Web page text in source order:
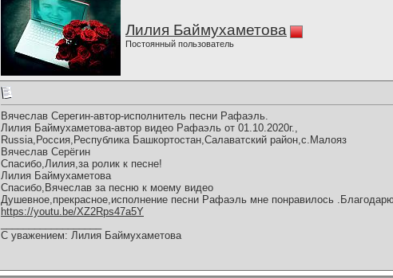
Лилия Баймухаметова
Постоянный пользователь
Вячеслав Серегин-автор-исполнитель песни Рафаэль.
Лилия Баймухаметова-автор видео Рафаэль от 01.10.2020г.,
Russia,Россия,Республика Башкортостан,Салаватский район,с.Малояз
Вячеслав Серёгин
Спасибо,Лилия,за ролик к песне!
Лилия Баймухаметова
Спасибо,Вячеслав за песню к моему видео
Душевное,прекрасное,исполнение песни Рафаэль мне понравилось
https://youtu.be/XZ2Rps47a5Y
С уважением: Лилия Баймухаметова